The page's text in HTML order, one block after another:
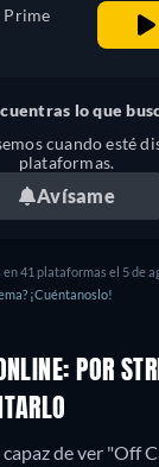
Prime
lo que
cuando esté
plataformas.
Avísame
en41 plataformas el 5 de
¡Cuéntanoslo!
POR
de ver "Off